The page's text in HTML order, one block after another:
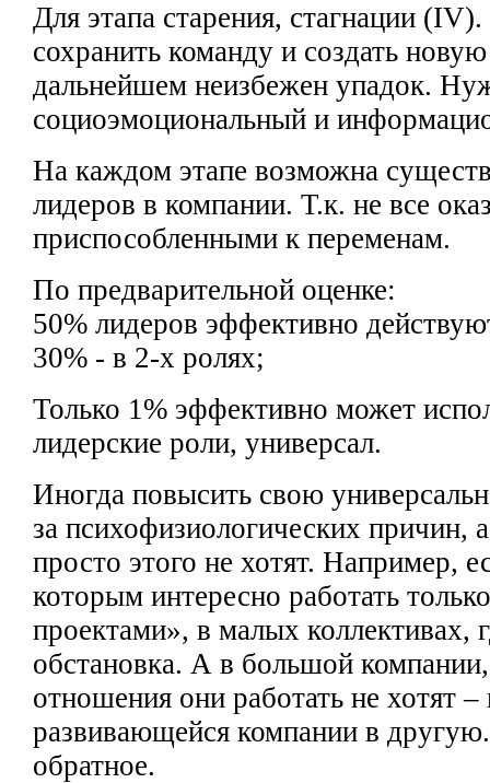
Для этапа старения, стагнации (IV).
сохранить команду и создать новую
дальнейшем неизбежен упадок.
социоэмоциональный и
На каждом этапе возможна
лидеров в компании. Т.к. не все
приспособленными к переменам.
По предварительной оценке:
50% лидеров эффективно
30% - в 2-х ролях;
Только 1% эффективно может
лидерские роли, универсал.
Иногда повысить свою
за психофизиологических причин,
просто этого не хотят. Например,
которым интересно работать
проектами», в малых коллективах,
обстановка. А в большой
отношения они работать не хотят –
развивающейся компании в
обратное.